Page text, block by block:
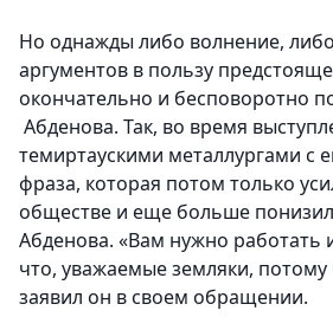
Но однажды либо волнение,
аргументов в пользу
окончательно и бесповоротно
Абденова. Так, во время
темиртаускими металлургами с
фраза, которая потом только
обществе и еще больше
Абденова. «Вам нужно работать
что, уважаемые земляки, потому
заявил он в своем обращении.